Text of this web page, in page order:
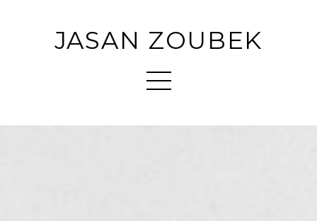
JASAN ZOUBEK